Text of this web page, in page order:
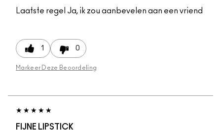
Laatste regel Ja, ik zou aanbevelen aan een vriend
1 0
Markeer Deze Beoordeling
FIJNE LIPSTICK